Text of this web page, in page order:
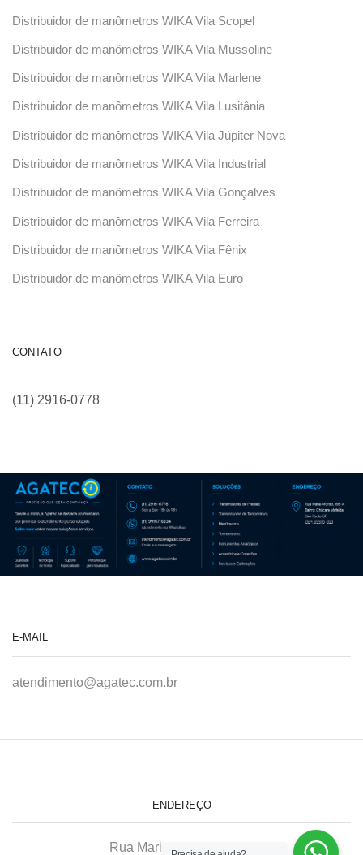
Distribuidor de manômetros WIKA Vila Scopel
Distribuidor de manômetros WIKA Vila Mussoline
Distribuidor de manômetros WIKA Vila Marlene
Distribuidor de manômetros WIKA Vila Lusitânia
Distribuidor de manômetros WIKA Vila Júpiter Nova
Distribuidor de manômetros WIKA Vila Industrial
Distribuidor de manômetros WIKA Vila Gonçalves
Distribuidor de manômetros WIKA Vila Ferreira
Distribuidor de manômetros WIKA Vila Fênix
Distribuidor de manômetros WIKA Vila Euro
CONTATO
(11) 2916-0778
E-MAIL
atendimento@agatec.com.br
ENDEREÇO
Rua Maria Afonso, 166-A